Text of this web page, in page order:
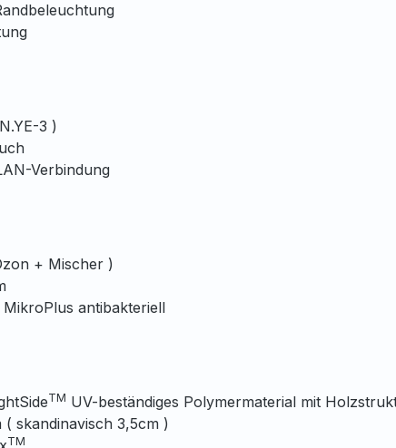
3 )
Verbindung
+ Mischer )
antibakteriell
TM UV-beständiges Polymermaterial mit
skandinavisch 3,5cm )
TM